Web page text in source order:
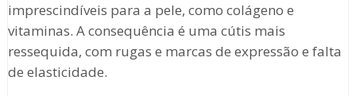
imprescindíveis para a pele, como colágeno e
vitaminas. A consequência é uma cútis mais
ressequida, com rugas e marcas de expressão e falta
de elasticidade.